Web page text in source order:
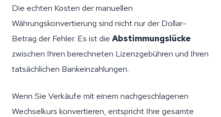
Die echten Kosten der manuellen
Währungskonvertierung sind nicht nur der Dollar-
Betrag der Fehler. Es ist die Abstimmungslücke
zwischen Ihren berechneten Lizenzgebühren und Ihren
tatsächlichen Bankeinzahlungen.
Wenn Sie Verkäufe mit einem nachgeschlagenen
Wechselkurs konvertieren, entspricht Ihre gesamte